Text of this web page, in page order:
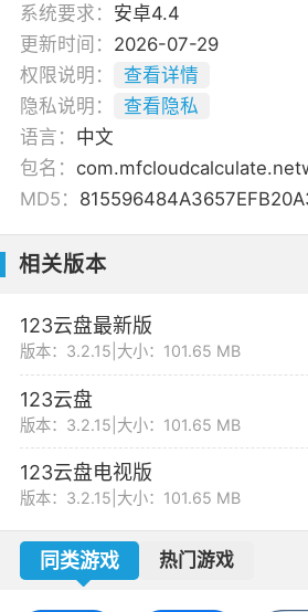
系统要求： 安卓4.4
更新时间： 2026-07-29
权限说明：
查看详情
隐私说明：
查看隐私
语言： 中文
包名：
MD5：
相关版本
123云盘最新版
版本：3.2.15 大小：101.65 MB
123云盘
版本：3.2.15 大小：101.65 MB
123云盘电视版
版本：3.2.15 大小：101.65 MB
同类游戏 热门游戏